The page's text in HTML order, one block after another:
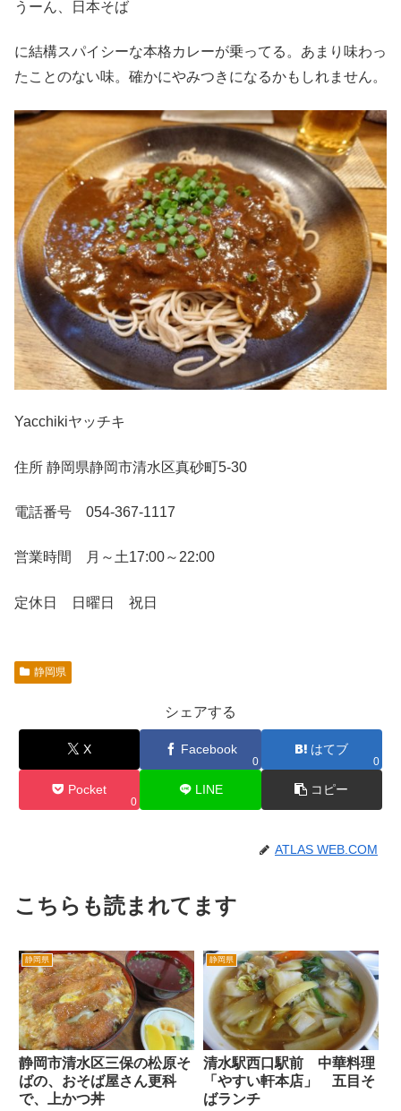
うーん、日本そば
に結構スパイシーな本格カレーが乗ってる。あまり味わっ
たことのない味。確かにやみつきになるかもしれません。
Yacchikiヤッチキ
住所 静岡県静岡市清水区真砂町5-30
電話番号 054-367-1117
営業時間 月～土17:00～22:00
定休日 日曜日 祝日
静岡県
シェアする
X Facebook
0
はてブ
0
Pocket
0
LINE コピー
ATLAS WEB.COM
こちらも読まれてます
静岡県
静岡市清水区三保の松原そ
ばの、おそば屋さん更科
で、上かつ丼
静岡県
清水駅西口駅前 中華料理
「やすい軒本店」 五目そ
ばランチ